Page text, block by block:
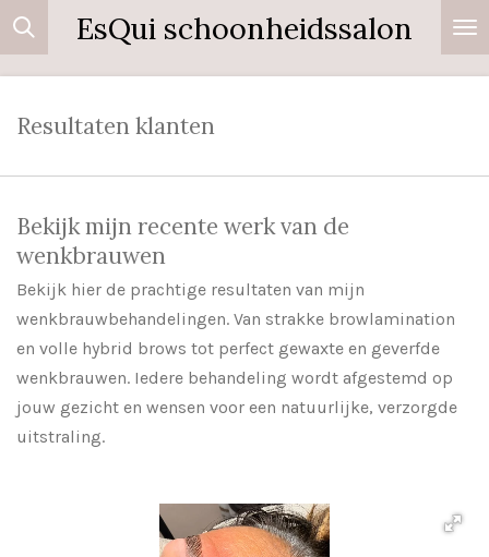
Ga
direct
EsQui schoonheidssalon
Resultaten klanten
Bekijk mijn recente werk van de
wenkbrauwen
Bekijk hier de prachtige resultaten van mijn
wenkbrauwbehandelingen. Van strakke browlamination
en volle hybrid brows tot perfect gewaxte en geverfde
wenkbrauwen. Iedere behandeling wordt afgestemd op
jouw gezicht en wensen voor een natuurlijke, verzorgde
uitstraling.